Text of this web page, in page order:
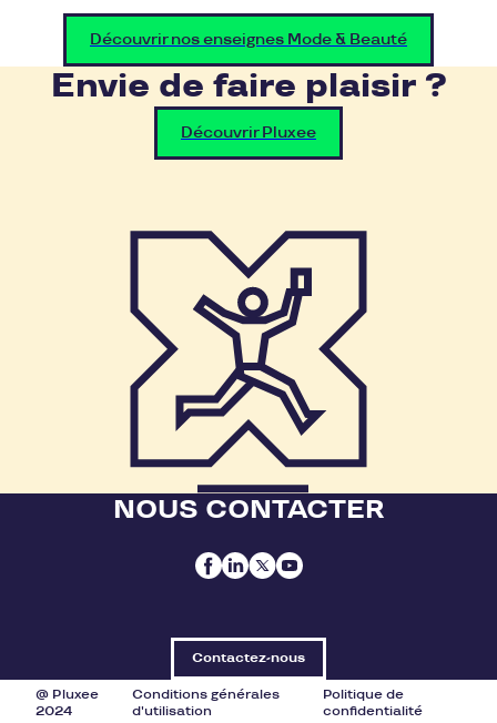
Découvrir nos enseignes Mode & Beauté
Envie de faire plaisir ?
Découvrir Pluxee
NOUS CONTACTER
Contactez-nous
@ Pluxee
2024
Conditions générales
d'utilisation
Politique de
confidentialité